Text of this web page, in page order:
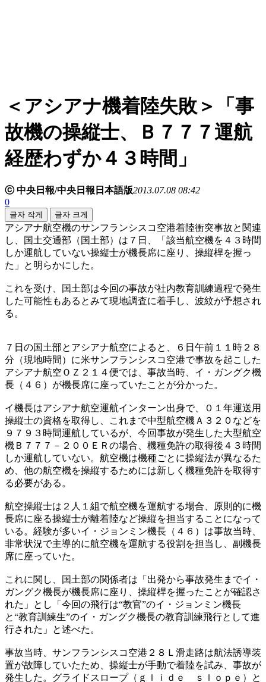
＜アシアナ機着陸失敗＞「事
故機の操縦士、Ｂ７７７運航
経歴わずか４３時間」
ⓒ 中央日報/中央日報日本語版2013.07.08 08:42
0
글자 작게 글자 크게
アシアナ航空機のサンフランシスコ空港着陸衝突事故と関連
し、国土交通部（国土部）は７日、「該当航空機を４３時間
しか運航していない操縦士が機長席に座り、操縦桿を握っ
た」と明らかにした。
これを受け、国土部は今回の事故が社内教育訓練過程で発生
した可能性もあるとみて現地調査に着手し、波紋が予想され
る。
７日の国土部とアシアナ航空によると、６日午前１１時２８
分（現地時間）に米サンフランシスコ空港で事故を起こした
アシアナ航空ＯＺ２１４便では、事故当時、イ・ガングク機
長（４６）が機長席に座っていたことが分かった。
イ機長はアシアナ航空運航インターン出身で、０１年運送用
操縦士の資格を取得し、これまで中型航空機Ａ３２０などを
９７９３時間運航しているが、今回事故が発生した大型航空
機Ｂ７７７－２００ＥＲの場合、機種免許の取得後４３時間
しか運航していない。航空機は機種ごとに操縦法が異なるた
め、他の航空機を操縦するためには新しく機種免許を取得す
る必要がある。
航空操縦士は２人１組で航空機を運航する場合、原則的に機
長席に座る操縦士が離着陸など操縦を担当することになって
いる。経験が多いイ・ジョンミン機長（４６）は事故当時、
非常状況で主導的に航空機を運航する役割を担当し、副機長
席に座っていた。
これに関し、国土部の関係者は「出発から事故発生までイ・
ガングク機長が機長席に座り、操縦桿を握ったことが確認さ
れた」とし「今回の飛行は“教官”のイ・ジョンミン機長
と“教育訓練生”のイ・ガングク機長の教育訓練飛行として進
行された」と述べた。
事故当時、サンフランシスコ空港２８Ｌ滑走路は航法誘導装
置が故障していたため、操縦士が手動で着陸を試み、事故が
発生した。グライドスロープ（ｇｌｉｄｅ ｓｌｏｐｅ）と